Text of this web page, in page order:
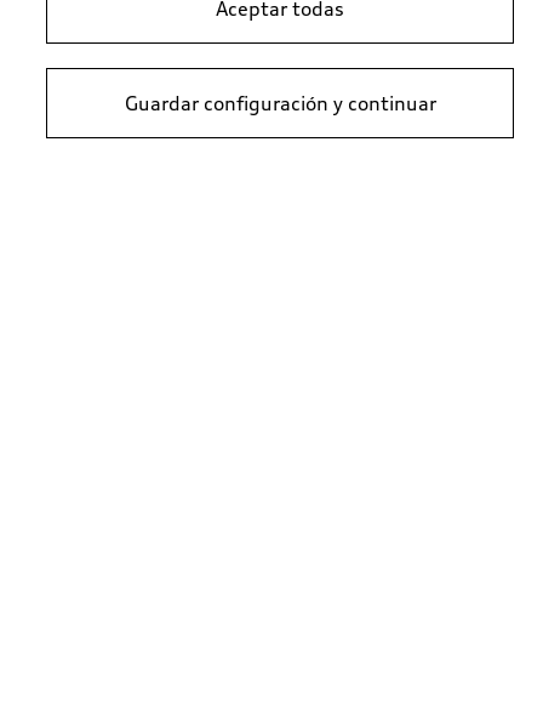
Aceptar todas
Guardar configuración y continuar